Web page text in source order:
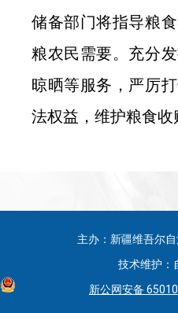
储备部门将指导粮
粮农民需要。充分
晾晒等服务，严厉
法权益，维护粮食收
主办：新疆维吾尔
技术维护：
新公网安备